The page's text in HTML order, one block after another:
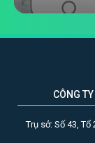
CÔNG
Trụ sở: Số 43, Tổ